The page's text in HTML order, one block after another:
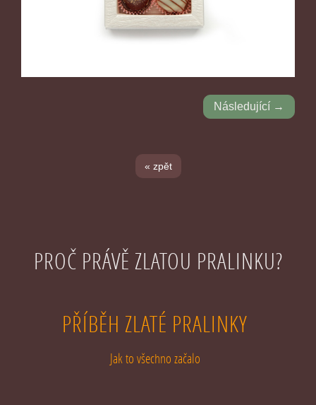
Následující →
« zpět
PROČ PRÁVĚ ZLATOU PRALINKU?
PŘÍBĚH ZLATÉ PRALINKY
Jak to všechno začalo